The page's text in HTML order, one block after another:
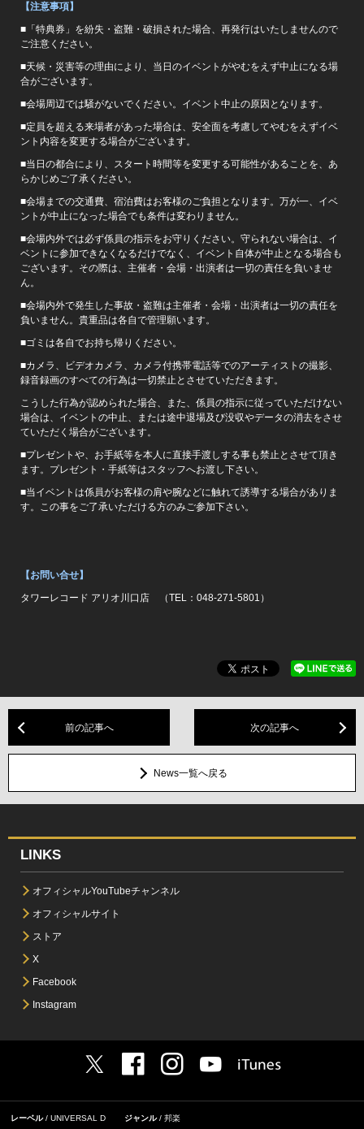
【注意事項】
■「特典券」を紛失・盗難・破損された場合、再発行はいたしませんので
ご注意ください。
■天候・災害等の理由により、当日のイベントがやむをえず中止になる場
合がございます。
■会場周辺では騒がないでください。イベント中止の原因となります。
■定員を超える来場者があった場合は、安全面を考慮してやむをえずイベ
ント内容を変更する場合がございます。
■当日の都合により、スタート時間等を変更する可能性があることを、あ
らかじめご了承ください。
■会場までの交通費、宿泊費はお客様のご負担となります。万が一、イベ
ントが中止になった場合でも条件は変わりません。
■会場内外では必ず係員の指示をお守りください。守られない場合は、イ
ベントに参加できなくなるだけでなく、イベント自体が中止となる場合も
ございます。その際は、主催者・会場・出演者は一切の責任を負いませ
ん。
■会場内外で発生した事故・盗難は主催者・会場・出演者は一切の責任を
負いません。貴重品は各自で管理願います。
■ゴミは各自でお持ち帰りください。
■カメラ、ビデオカメラ、カメラ付携帯電話等でのアーティストの撮影、
録音録画のすべての行為は一切禁止とさせていただきます。
こうした行為が認められた場合、また、係員の指示に従っていただけない
場合は、イベントの中止、または途中退場及び没収やデータの消去をさせ
ていただく場合がございます。
■プレゼントや、お手紙等を本人に直接手渡しする事も禁止とさせて頂き
ます。プレゼント・手紙等はスタッフへお渡し下さい。
■当イベントは係員がお客様の肩や腕などに触れて誘導する場合がありま
す。この事をご了承いただける方のみご参加下さい。
【お問い合せ】
タワーレコード アリオ川口店 （TEL：048-271-5801）
前の記事へ 次の記事へ
News一覧へ戻る
LINKS
オフィシャルYouTubeチャンネル
オフィシャルサイト
ストア
X
Facebook
Instagram
レーベル UNIVERSAL D ジャンル 邦楽